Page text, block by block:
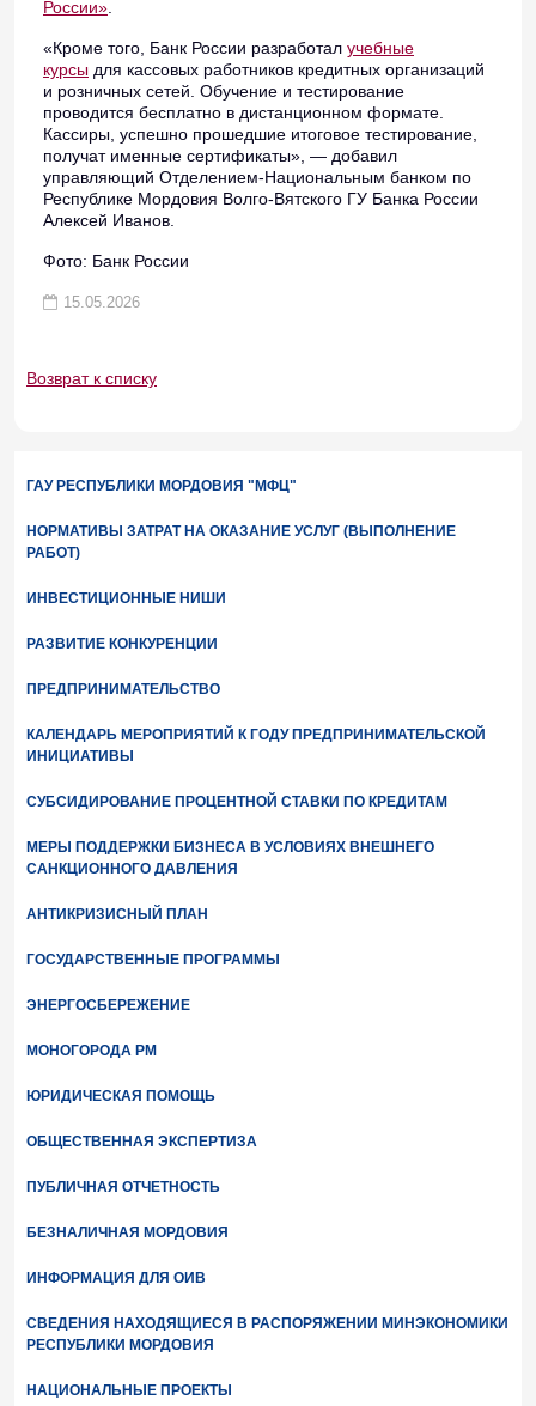
ГАУ РЕСПУБЛИКИ МОРДОВИЯ "МФЦ"
НОРМАТИВЫ ЗАТРАТ НА ОКАЗАНИЕ УСЛУГ (ВЫПОЛНЕНИЕ
РАБОТ)
ИНВЕСТИЦИОННЫЕ НИШИ
РАЗВИТИЕ КОНКУРЕНЦИИ
ПРЕДПРИНИМАТЕЛЬСТВО
КАЛЕНДАРЬ МЕРОПРИЯТИЙ К ГОДУ ПРЕДПРИНИМАТЕЛЬСКОЙ
ИНИЦИАТИВЫ
СУБСИДИРОВАНИЕ ПРОЦЕНТНОЙ СТАВКИ ПО КРЕДИТАМ
МЕРЫ ПОДДЕРЖКИ БИЗНЕСА В УСЛОВИЯХ ВНЕШНЕГО
САНКЦИОННОГО ДАВЛЕНИЯ
АНТИКРИЗИСНЫЙ ПЛАН
ГОСУДАРСТВЕННЫЕ ПРОГРАММЫ
ЭНЕРГОСБЕРЕЖЕНИЕ
МОНОГОРОДА РМ
ЮРИДИЧЕСКАЯ ПОМОЩЬ
ОБЩЕСТВЕННАЯ ЭКСПЕРТИЗА
ПУБЛИЧНАЯ ОТЧЕТНОСТЬ
БЕЗНАЛИЧНАЯ МОРДОВИЯ
ИНФОРМАЦИЯ ДЛЯ ОИВ
СВЕДЕНИЯ НАХОДЯЩИЕСЯ В РАСПОРЯЖЕНИИ МИНЭКОНОМИКИ
РЕСПУБЛИКИ МОРДОВИЯ
НАЦИОНАЛЬНЫЕ ПРОЕКТЫ
России»
«Кроме того, Банк России разработал учебные
курсы для кассовых работников кредитных организаций
и розничных сетей. Обучение и тестирование
проводится бесплатно в дистанционном формате.
Кассиры, успешно прошедшие итоговое тестирование,
получат именные сертификаты», — добавил
управляющий Отделением-Национальным банком по
Республике Мордовия Волго-Вятского ГУ Банка России
Алексей Иванов.
Фото: Банк России
15.05.2026
Возврат к списку